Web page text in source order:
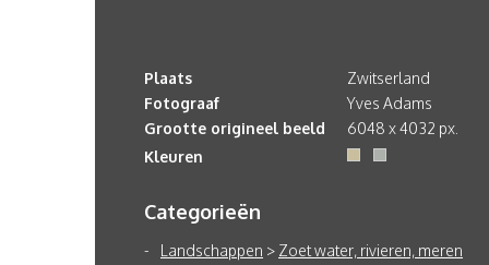
Plaats
Zwitserland
Fotograaf
Yves Adams
Grootte origineel beeld
6048 x 4032 px.
Kleuren
Categorieën
Landschappen > Zoet water, rivieren, meren